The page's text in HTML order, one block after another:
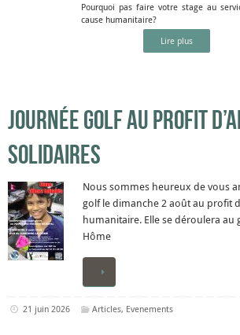
Pourquoi pas faire votre stage au
cause humanitaire?
Lire plus
Journée golf au profit
solidaires
Nous sommes heureux de vous
golf le dimanche 2 août au profit
humanitaire. Elle se déroulera au
Hôme
21 juin 2026 Articles, Evenements